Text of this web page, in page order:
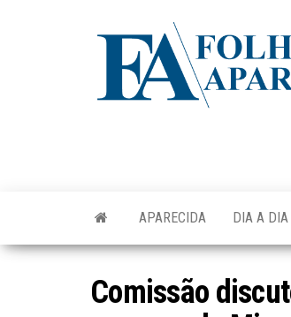
APARECIDA DIA A DIA
Comissão